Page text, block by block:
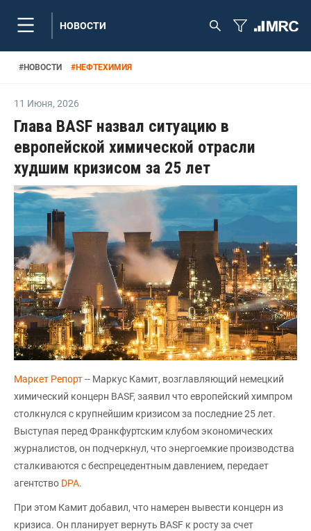
НОВОСТИ
#НОВОСТИ #НЕФТЕХИМИЯ
11 Июня, 2026
Глава BASF назвал ситуацию в
европейской химической отрасли
худшим кризисом за 25 лет
Маркет Репорт-- Маркус Камит, возглавляющий немецкий
химический концерн BASF, заявил что европейский химпром
столкнулся с крупнейшим кризисом за последние 25 лет.
Выступая перед Франкфуртским клубом экономических
журналистов, он подчеркнул, что энергоемкие производства
сталкиваются с беспрецедентным давлением, передает
агентство DPA.
При этом Камит добавил, что намерен вывести концерн из
кризиса. Он планирует вернуть BASF к росту за счет